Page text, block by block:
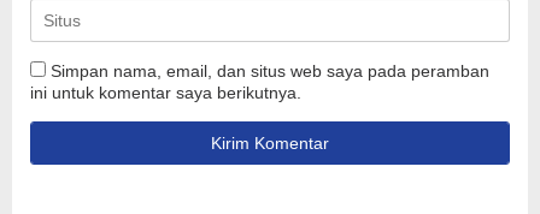
Simpan nama, email, dan situs web saya pada peramban
ini untuk komentar saya berikutnya.